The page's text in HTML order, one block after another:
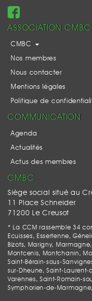
ASSOCIATION CMBC
CMBC
Nos membres
Nous contacter
Mentions légales
Politique de
COMMUNICATION
Agenda
Actualités
Actus des membres
CMBC
Siège social situé au
11 Place Schneider
71200 Le Creusot
* La CCM rassemble 34
Ecuisses, Essertenne,
Bizots, Marigny,
Montcenis, Montchanin,
Saint-Bérain-sous-
sur-Dheune, Saint-
Varennes, Saint-Romain-
Symphorien-de-Marmagne,